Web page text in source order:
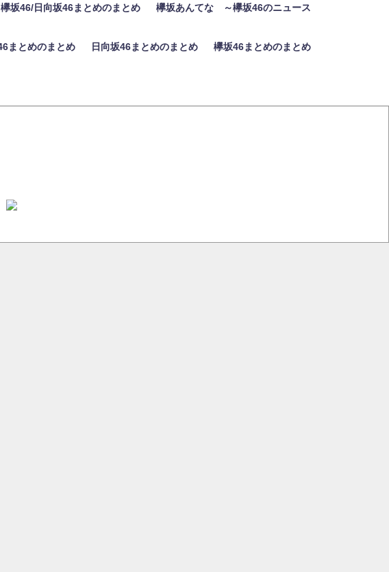
欅坂46/日向坂46まとめのまとめ 欅坂あんてな ～欅坂46のニュース
まとめのまとめ 日向坂46まとめのまとめ 欅坂46まとめのまとめ
』オフィシャルグッズ絶賛販売受付中
6「ラヴィット！」水曜スタジオ出演決定